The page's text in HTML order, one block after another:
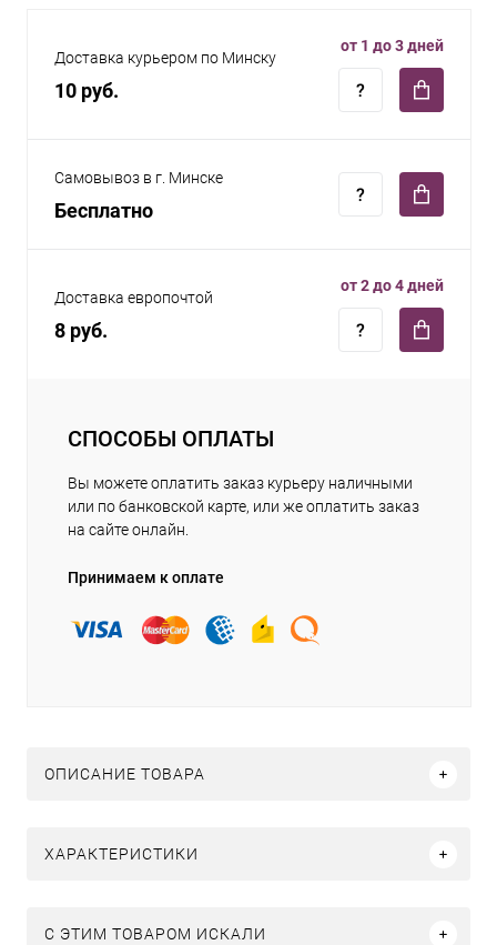
Доставка курьером по Минску
10 руб.
от 1 до 3 дней
Самовывоз в г. Минске
Бесплатно
Доставка европочтой
8 руб.
от 2 до 4 дней
СПОСОБЫ ОПЛАТЫ
Вы можете оплатить заказ курьеру наличными
или по банковской карте, или же оплатить заказ
на сайте онлайн.
Принимаем к оплате
ОПИСАНИЕ ТОВАРА
ХАРАКТЕРИСТИКИ
C ЭТИМ ТОВАРОМ ИСКАЛИ